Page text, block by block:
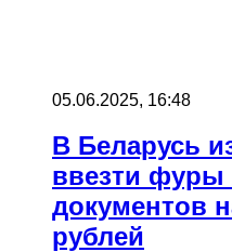
05.06.2025, 16:48
В Беларусь
ввезти фуры
документов
рублей